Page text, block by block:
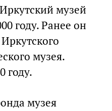
музей
году. Ранее он
музея.
году.
музея